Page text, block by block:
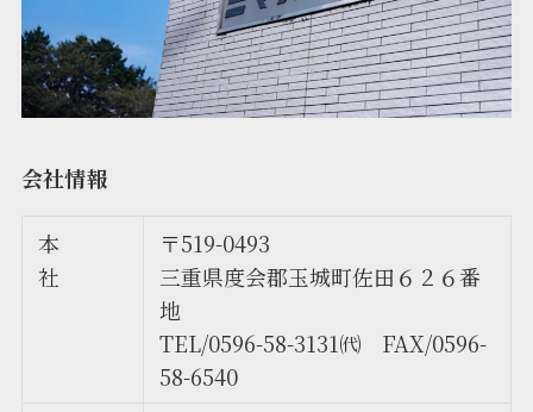
会社情報
本
社
〒519-0493
三重県度会郡玉城町佐田６２６番
地
TEL/0596-58-3131㈹ FAX/0596-
58-6540